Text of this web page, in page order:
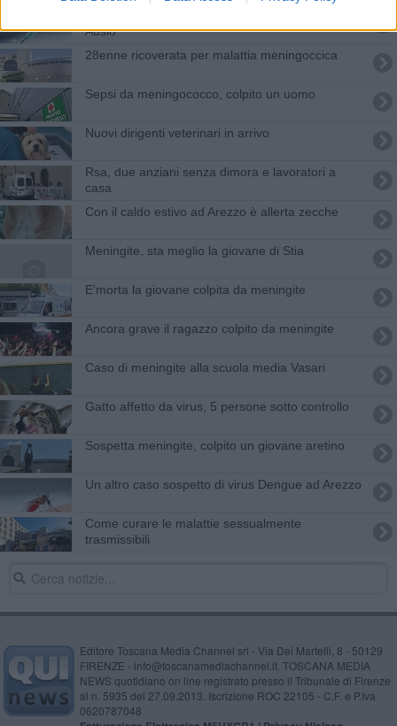
Ausl8
28enne ricoverata per malattia meningoccica
Sepsi da meningococco, colpito un uomo
Nuovi dirigenti veterinari in arrivo
Rsa, due anziani senza dimora e lavoratori a
casa
Con il caldo estivo ad Arezzo è allerta zecche
Meningite, sta meglio la giovane di Stia
E'morta la giovane colpita da meningite
Ancora grave il ragazzo colpito da meningite
Caso di meningite alla scuola media Vasari
Gatto affetto da virus, 5 persone sotto controllo
Sospetta meningite, colpito un giovane aretino
Un altro caso sospetto di virus Dengue ad Arezzo
Come curare le malattie sessualmente
trasmissibili
Editore Toscana Media Channel srl - Via Dei Martelli, 8 - 50129
FIRENZE - info@toscanamediachannel.it. TOSCANA MEDIA
NEWS quotidiano on line registrato presso il Tribunale di Firenze
al n. 5935 del 27.09.2013. Iscrizione ROC 22105 - C.F. e P.Iva
0620787048